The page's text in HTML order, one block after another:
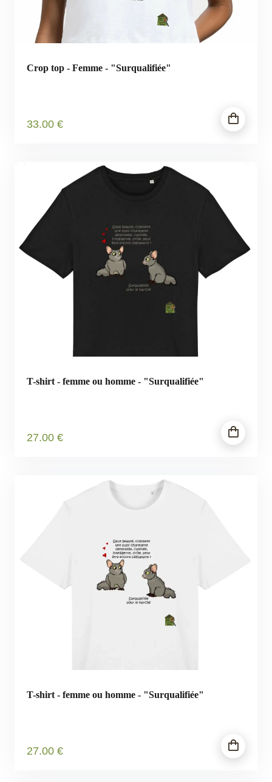
Crop top - Femme - "Surqualifiée"
33.00 €
T-shirt - femme ou homme - "Surqualifiée"
27.00 €
T-shirt - femme ou homme - "Surqualifiée"
27.00 €